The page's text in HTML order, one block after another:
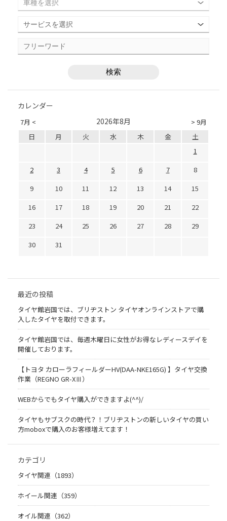
カレンダー
7月 < > 9月
2026年8月
日 月 火 水 木 金
土
1
2
3 4 5 6 7
8
9
10 11 12 13 14
15
16
17 18 19 20 21
22
23
24 25 26 27 28
29
30
31
最近の投稿
タイヤ館岩国では、ブリヂストン タイヤオンラインストアで購
入したタイヤを取付できます。
タイヤ館岩国では、毎週木曜日に女性がお得なレディースデイを
開催しております。
【トヨタ カローラフィールダーHV(DAA-NKE165G) 】タイヤ交換
作業（REGNO GR-XⅢ）
WEBからでもタイヤ購入ができますよ(^^)/
タイヤもサブスクの時代？！ブリヂストンの新しいタイヤの買い
方moboxで購入のお客様増えてます！
カテゴリ
タイヤ関連（1893）
ホイール関連（359）
オイル関連（362）